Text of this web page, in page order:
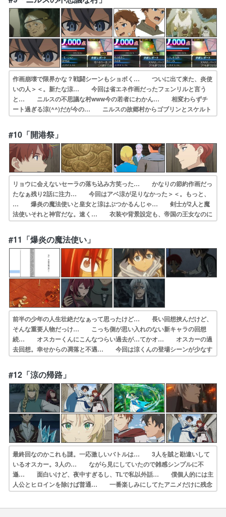
あっさりですね… カレーなのか、カリーなのか。単語が定まら…
作画崩壊で限界かな？戦闘シーンもショボく… ついに出て来た、炎使
いの人＞＜。新たな涼… 今回は省エネ作画だったフェンリルと言う
と… ニルスの不思議な村www今の若者にわかん… 相変わらずチ
ート過ぎる涼(^^)だが今の… ニルスの故郷村からゴブリンとスケルト
ンの… ゴブリンの巣を見つけるために、一人だけゴ… スケルトン
アークが一生すっ転んでたのは笑… ・ブルーモーション(名誉伝説)・
たゆたう… 作画めちゃくちゃ質が落ちてきてる？OPの…
#10「開港祭」
リョウに会えないセーラの落ち込み方笑った… かなりの節約作画だっ
たなぁ残り2話に注力… 今回はアベ涼が足りなかった＞＜。もっと、
… 爆炎の魔法使いと皇女と涼はぶつかるんじゃ… 剣士が2人と魔
法使いそれと神官だな。速く… 衣装や背景設定も、帝国の王女なのに
衣装が… アベルは剣だけかと思ったが、一応、弓も使… エルフさ
んそんな絶望顔になるほど主人公へ… 帰宅してからもう一回見たセー
ラさんの絶望… いやー、面白くなってきたよ何話までやって…
#11「爆炎の魔法使い」
前半の少年の人生壮絶だなぁって思ったけど… 長い回想挾んだけど、
そんな重要人物だっけ… こっち側が思い入れのない新キャラの回想
続… オスカーくんにこんなつらい過去が…てかオ… オスカーの過
去回想。幸せからの凋落と不遇… 今回は涼くんの登場シーンが少なす
ぎた＞＜… 主人公が出ると強すぎるからなぁどこにいる… 今回は
オスカーの過去について…盗賊の襲撃… 爆炎の魔法使い=オスカーの
過去のエピソー… 勘違いでいい人側の人間と戦わせるためとは…
#12「涼の帰路」
最終回なのかこれも謎。一応激しいバトルは… 3人を賊と勘違いして
いるオスカー。3人の… ながら見にしていたので雑感シンプルに不
遜… 面白いけど、夜中すぎるし、TLで私以外話… 僕個人的には主
人公とヒロインを除けば普通… 一番楽しみにしてたアニメだけに残念
＞＜。… 最初の2～3話はおもしろくないなと思って… 一方的な思